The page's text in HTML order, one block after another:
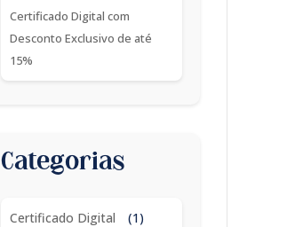
Certificado Digital com
Desconto Exclusivo de até
15%
Categorias
Certificado Digital (1)